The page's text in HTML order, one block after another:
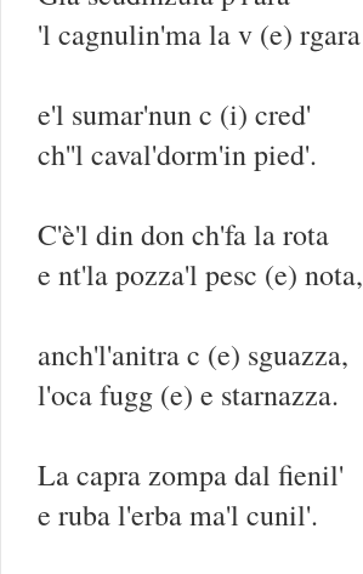
'l cagnulin'ma la v (e) rgara
e'l sumar'nun c (i) cred'
ch''l caval'dorm'in pied'.
C'è'l din don ch'fa la rota
e nt'la pozza'l pesc (e) nota,
anch'l'anitra c (e) sguazza,
l'oca fugg (e) e starnazza.
La capra zompa dal fienil'
e ruba l'erba ma'l cunil'.